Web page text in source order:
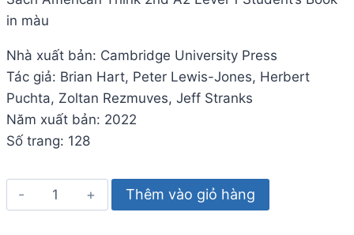
in màu
Nhà xuất bản: Cambridge University Press
Tác giả: Brian Hart, Peter Lewis-Jones, Herbert
Puchta, Zoltan Rezmuves, Jeff Stranks
Năm xuất bản: 2022
Số trang: 128
American
Think
Thêm vào giỏ hàng